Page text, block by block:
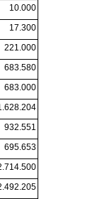
10.000
17.300
221.000
683.580
683.000
932.551
695.653